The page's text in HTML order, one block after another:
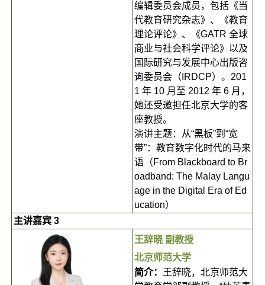
编辑委员会成员，包括《当
代教育研究杂志》、《教育
理论评论》、《GATR 全球
商业与社会科学评论》以及
国际研究与发展中心出版咨
询委员会（IRDCP）。201
1 年 10 月至 2012 年 6 月，
她还受邀担任北京大学的客
座教授。
演讲主题：从“黑板”到“宽
带”：教育数字化时代的马来
语（From Blackboard to Br
oadband: The Malay Langu
age in the Digital Era of Ed
ucation）
主讲嘉宾 3
王辞晓 副教授
北京师范大学
简介： 王辞晓，北京师范大